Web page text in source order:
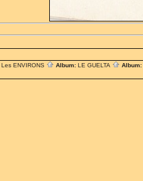
Les ENVIRONS Album: LE GUELTA Album: